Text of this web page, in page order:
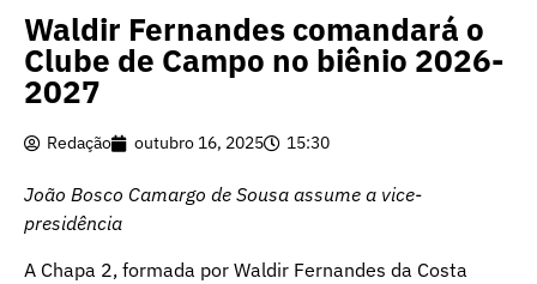
Waldir Fernandes comandará o
Clube de Campo no biênio 2026-
2027
Redação outubro 16, 2025 15:30
João Bosco Camargo de Sousa assume a vice-
presidência
A Chapa 2, formada por Waldir Fernandes da Costa